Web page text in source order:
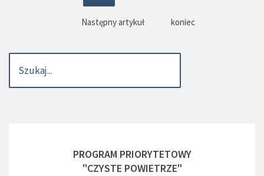
Następny artykuł koniec
PROGRAM PRIORYTETOWY
"CZYSTE POWIETRZE"